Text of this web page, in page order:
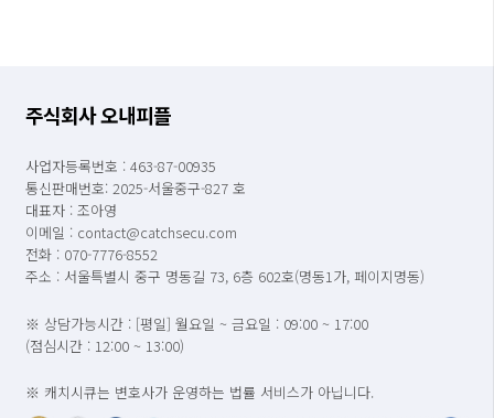
주식회사 오내피플
사업자등록번호 : 463-87-00935
통신판매번호: 2025-서울중구-827 호
대표자 : 조아영
이메일 : contact@catchsecu.com
전화 : 070-7776-8552
주소 : 서울특별시 중구 명동길 73, 6층 602호(명동1가, 페이지명동)
※ 상담가능시간 : [평일] 월요일 ~ 금요일 : 09:00 ~ 17:00
(점심시간 : 12:00 ~ 13:00)
※ 캐치시큐는 변호사가 운영하는 법률 서비스가 아닙니다.